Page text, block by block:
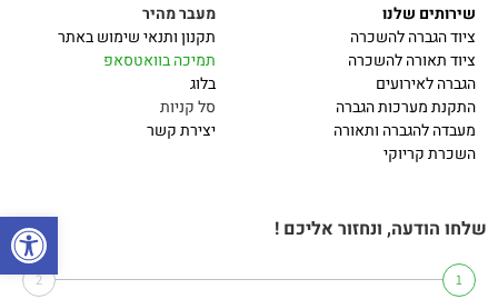
שירותים שלנו
ציוד הגברה להשכרה
ציוד תאורה להשכרה
הגברה לאירועים
התקנת מערכות הגברה
מעבדה להגברה ותאורה
השכרת קריוקי
מעבר מהיר
תקנון ותנאי שימוש באתר
תמיכה בוואטסאפ
בלוג
סל קניות
יצירת קשר
שלחו הודעה, ונחזור אליכם !
1
2